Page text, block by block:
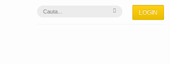
LOGIN